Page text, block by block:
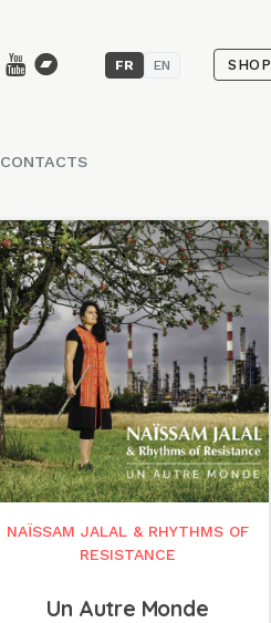
FR EN SHOP
CONTACTS
NAÏSSAM JALAL & RHYTHMS OF
RESISTANCE
Un Autre Monde